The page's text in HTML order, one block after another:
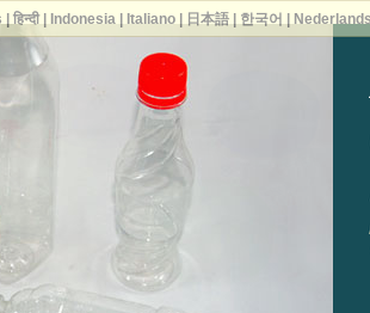
हिन्दी| Indonesia| Italiano| 日本語| 한국어 Nederlands